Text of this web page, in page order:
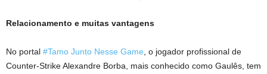
Relacionamento e muitas vantagens
No portal #Tamo Junto Nesse Game , o jogador profissional de
Counter-Strike Alexandre Borba, mais conhecido como Gaulês, tem